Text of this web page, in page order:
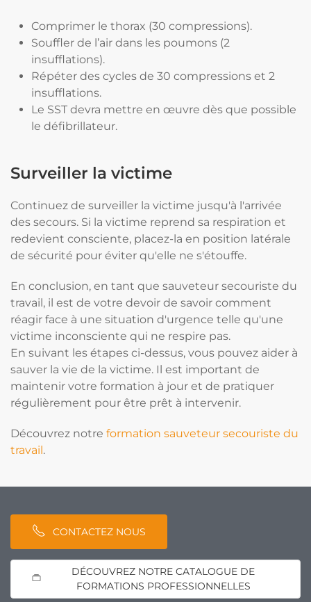
Comprimer le thorax (30 compressions).
Souffler de l’air dans les poumons (2
insufflations).
Répéter des cycles de 30 compressions et 2
insufflations.
Le SST devra mettre en œuvre dès que possible
le défibrillateur.
Surveiller la victime
Continuez de surveiller la victime jusqu'à l'arrivée
des secours. Si la victime reprend sa respiration et
redevient consciente, placez-la en position latérale
de sécurité pour éviter qu'elle ne s'étouffe.
En conclusion, en tant que sauveteur secouriste du
travail, il est de votre devoir de savoir comment
réagir face à une situation d'urgence telle qu'une
victime inconsciente qui ne respire pas.
En suivant les étapes ci-dessus, vous pouvez aider à
sauver la vie de la victime. Il est important de
maintenir votre formation à jour et de pratiquer
régulièrement pour être prêt à intervenir.
Découvrez notre formation sauveteur secouriste du
travail.
CONTACTEZ NOUS
DÉCOUVREZ NOTRE CATALOGUE DE
FORMATIONS PROFESSIONNELLES